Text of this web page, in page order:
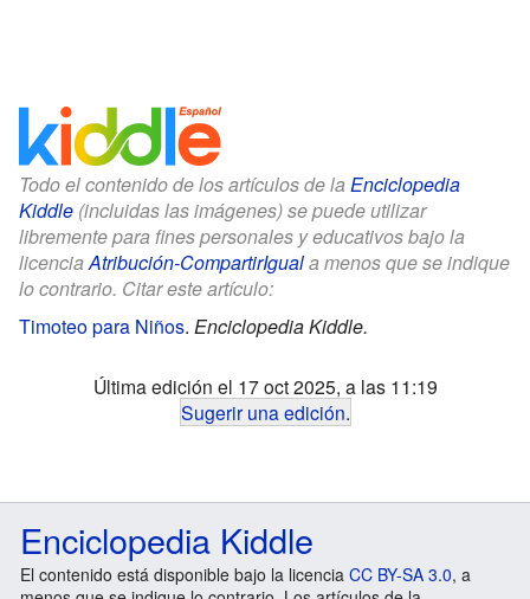
Todo el contenido de los artículos de la Enciclopedia
Kiddle (incluidas las imágenes) se puede utilizar
libremente para fines personales y educativos bajo la
licenciaAtribución-CompartirIguala menos que se indique
lo contrario. Citar este artículo:
Timoteo para Niños. Enciclopedia Kiddle.
Última edición el 17 oct 2025, a las 11:19
Sugerir una edición.
Enciclopedia Kiddle
El contenido está disponible bajo la licencia CC BY-SA 3.0, a